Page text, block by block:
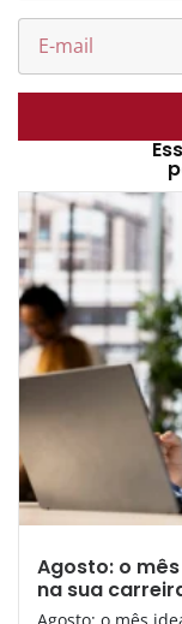
Agosto: o
na sua